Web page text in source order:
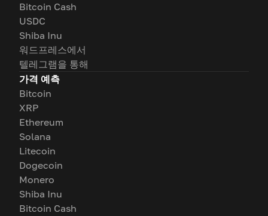
Bitcoin Cash
USDC
Shiba Inu
워드프레스에서
텔레그램을 통해
가격 예측
Bitcoin
XRP
Ethereum
Solana
Litecoin
Dogecoin
Monero
Shiba Inu
Bitcoin Cash